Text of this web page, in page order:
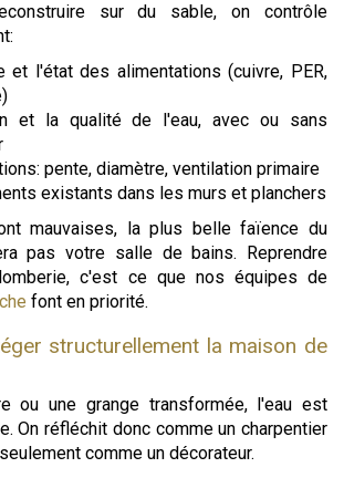
sur du sable, on contrôle
et l'état des alimentations (cuivre, PER,
et la qualité de l'eau, avec ou sans
pente, diamètre, ventilation primaire
existants dans les murs et planchers
mauvaises, la plus belle faïence du
pas votre salle de bains. Reprendre
c'est ce que nos équipes de
font en priorité.
structurellement la maison de
ou une grange transformée, l'eau est
On réfléchit donc comme un charpentier
comme un décorateur.